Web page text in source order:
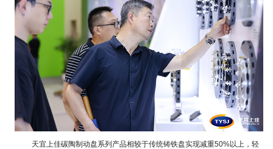
天宜上佳碳陶制动盘系列产品相较于传统铸铁盘实现减重50%以上，轻